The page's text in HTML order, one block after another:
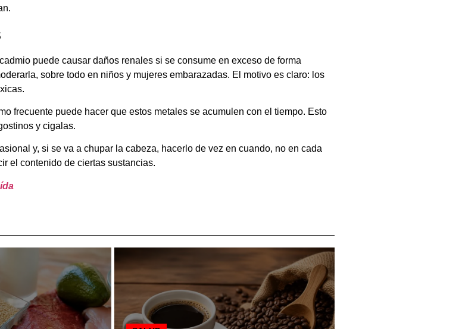
puede causar daños renales si se consume en exceso de forma
sobre todo en niños y mujeres embarazadas. El motivo es claro: los
frecuente puede hacer que estos metales se acumulen con el tiempo. Esto
y cigalas.
y, si se va a chupar la cabeza, hacerlo de vez en cuando, no en cada
el contenido de ciertas sustancias.